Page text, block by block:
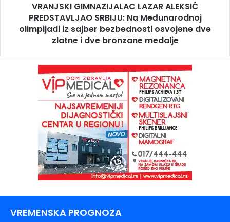
VRANJSKI GIMNAZIJALAC LAZAR ALEKSIĆ
PREDSTAVLJAO SRBIJU: Na Međunarodnoj
olimpijadi iz sajber bezbednosti osvojene dve
zlatne i dve bronzane medalje
VREMENSKA PROGNOZA